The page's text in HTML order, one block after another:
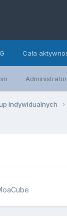
Cała
Indywidualnych